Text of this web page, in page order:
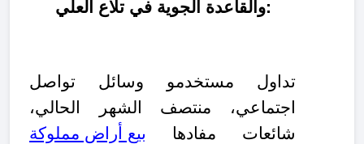
والقاعدة الجوية في تلاع العلي:
تداول مستخدمو وسائل تواصل
اجتماعي، منتصف الشهر الحالي،
شائعات مفادها بيع أراضٍ مملوكة